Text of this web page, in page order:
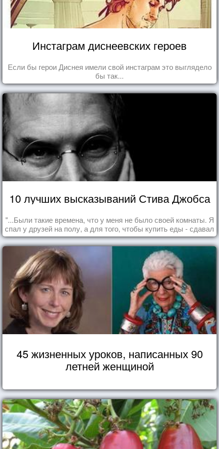
Инстаграм диснеевских героев
Если бы герои Диснея имели свой инстаграм это выглядело
бы так...
10 лучших высказываний Стива Джобса
"...Были такие времена, что у меня не было своей комнаты. Я
спал у друзей на полу, а для того, чтобы купить еды - сдавал
бутылки из под кока-колы"
45 жизненных уроков, написанных 90
летней женщиной